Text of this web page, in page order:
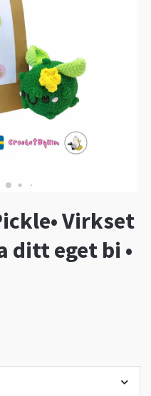
Virkset
ditt eget bi •